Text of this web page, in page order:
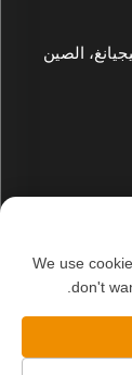
والاستيراد
We use
don't